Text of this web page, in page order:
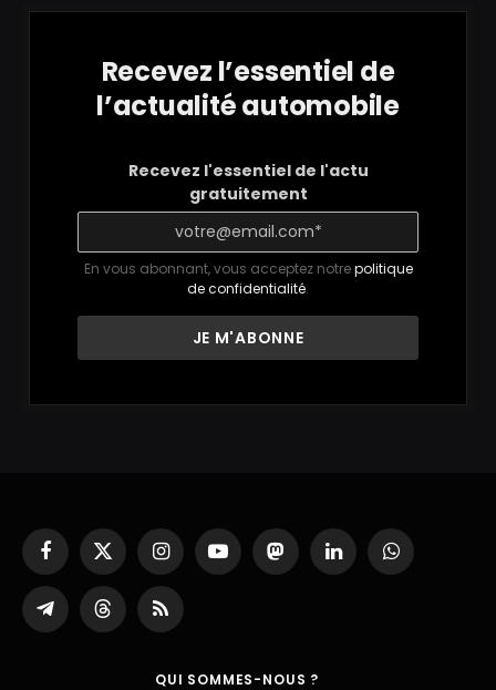
Recevez l’essentiel de
l’actualité automobile
Recevez l'essentiel de l'actu
gratuitement
En vous abonnant, vous acceptez notrepolitique
de confidentialité.
Facebook
X
(Twitter)
InstagramYouTubeMastodonLinkedInWhatsApp
Partager
sur
ThreadsRSS
QUI SOMMES-NOUS ?